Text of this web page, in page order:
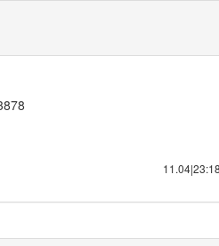
11.04|23:18